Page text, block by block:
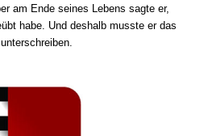
am Ende seines Lebens sagte er,
habe. Und deshalb musste er das